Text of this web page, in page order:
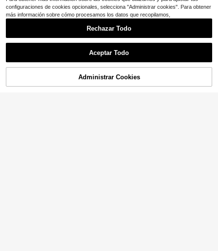
Lo sentimos, este producto está agotado.
AGOTADO
configuraciones de cookies opcionales, selecciona "Administrar cookies". Para obtener
más información sobre cómo procesamos los datos que recopilamos,
Rechazar Todo
Aceptar Todo
Administrar Cookies